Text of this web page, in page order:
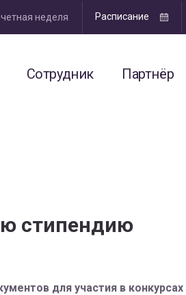
неделя Расписание
Сотрудник Партнёр
стипендию
для участия в конкурсах